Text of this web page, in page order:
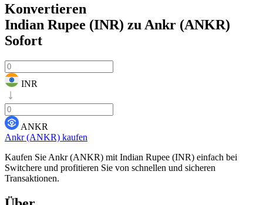
Konvertieren
Indian Rupee (INR) zu Ankr (ANKR)
Sofort
INR
ANKR
Ankr (ANKR) kaufen
Kaufen Sie Ankr (ANKR) mit Indian Rupee (INR) einfach bei
Switchere und profitieren Sie von schnellen und sicheren
Transaktionen.